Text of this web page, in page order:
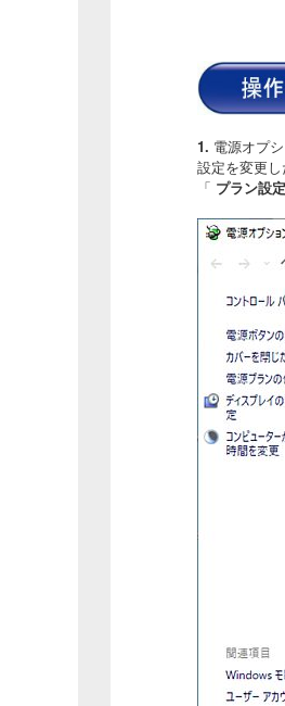
1. 電源オプ
設定を変更
「 プラン設